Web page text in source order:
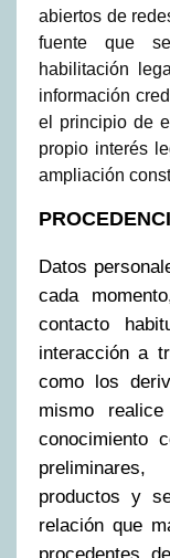
abiertos de
fuente que
habilitación
información
el principio de
propio interés
ampliación
Datos
cada
contacto
interacción a
como los
mismo
conocimiento
productos y
relación que